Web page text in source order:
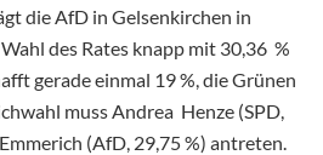
die AfD in Gelsenkirchen in
des Rates knapp mit 30,36 %
gerade einmal 19 %, die Grünen
mussAndrea Henze (SPD,
(AfD, 29,75 %) antreten.